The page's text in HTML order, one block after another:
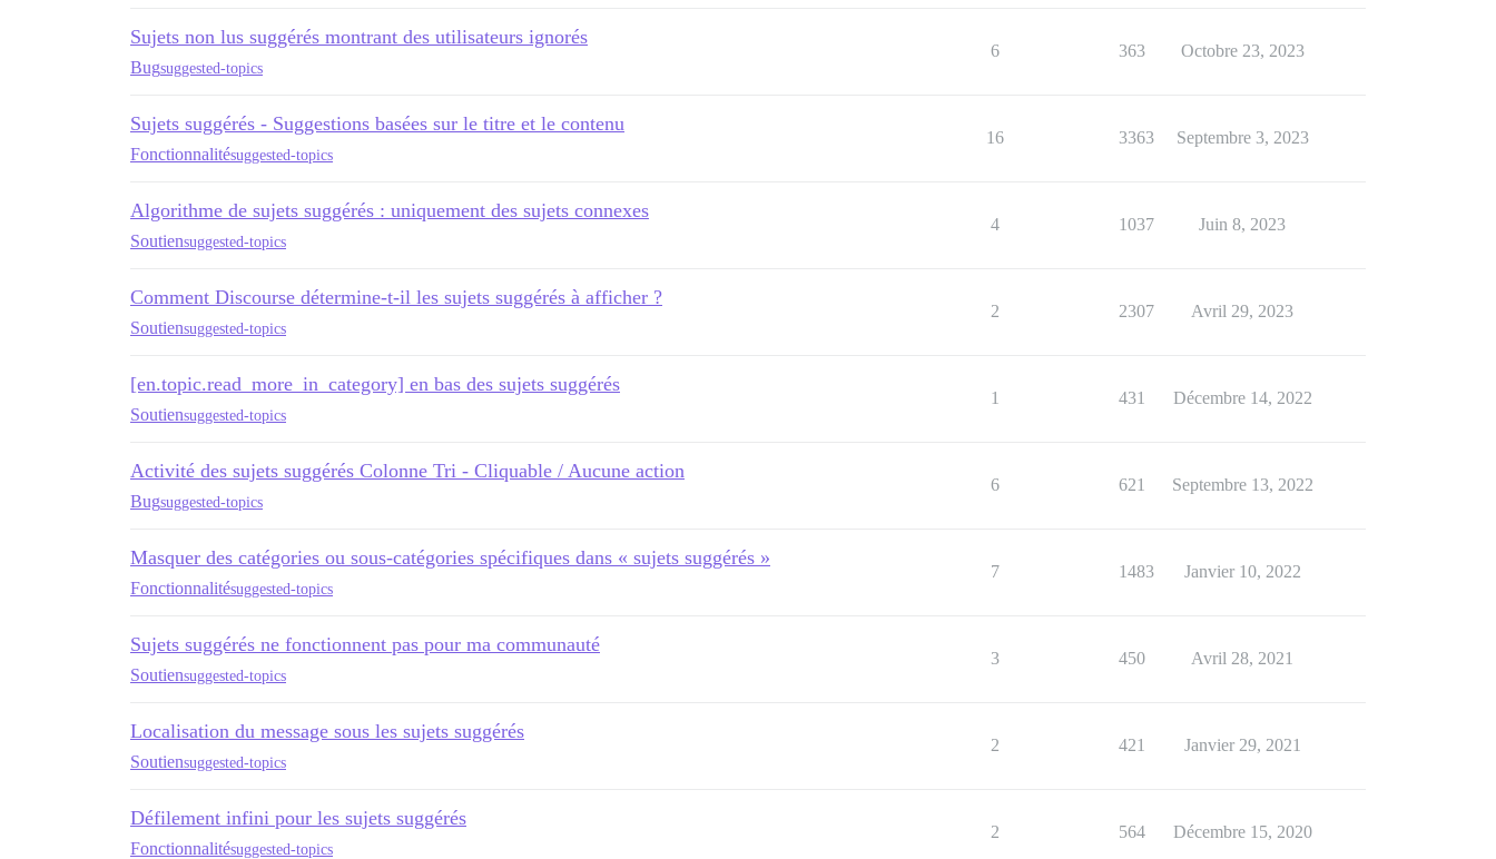
Sujets non lus suggérés montrant des utilisateurs ignorés
Bugsuggested-topics
6 363 Octobre 23, 2023
Sujets suggérés - Suggestions basées sur le titre et le contenu
Fonctionnalitésuggested-topics
16 3363 Septembre 3, 2023
Algorithme de sujets suggérés : uniquement des sujets connexes
Soutiensuggested-topics
4 1037 Juin 8, 2023
Comment Discourse détermine-t-il les sujets suggérés à afficher ?
Soutiensuggested-topics
2 2307 Avril 29, 2023
[en.topic.read_more_in_category] en bas des sujets suggérés
Soutiensuggested-topics
1 431 Décembre 14, 2022
Activité des sujets suggérés Colonne Tri - Cliquable / Aucune action
Bugsuggested-topics
6 621 Septembre 13, 2022
Masquer des catégories ou sous-catégories spécifiques dans « sujets suggérés »
Fonctionnalitésuggested-topics
7 1483 Janvier 10, 2022
Sujets suggérés ne fonctionnent pas pour ma communauté
Soutiensuggested-topics
3 450 Avril 28, 2021
Localisation du message sous les sujets suggérés
Soutiensuggested-topics
2 421 Janvier 29, 2021
Défilement infini pour les sujets suggérés
Fonctionnalitésuggested-topics
2 564 Décembre 15, 2020